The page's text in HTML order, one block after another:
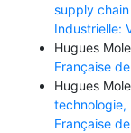
supply
Industrielle:
Hugues
Française
Hugues
technologie,
Française